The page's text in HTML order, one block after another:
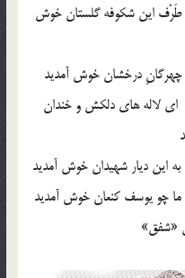
این شکوفه گلستان خوش
درخشان خوش آمدید
لاله های دلکش و خندان
دیار شهیدان خوش آمدید
چو یوسف کنعان خوش آمدید
«شفق»